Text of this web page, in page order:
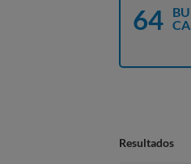
64
Resultados